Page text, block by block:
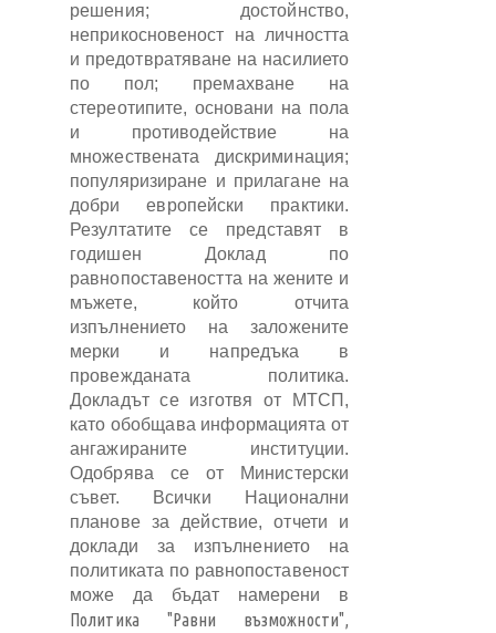
решения; достойнство,
неприкосновеност на личността
и предотвратяване на насилието
по пол; премахване на
стереотипите, основани на пола
и противодействие на
множествената дискриминация;
популяризиране и прилагане на
добри европейски практики.
Резултатите се представят в
годишен Доклад по
равнопоставеността на жените и
мъжете, който отчита
изпълнението на заложените
мерки и напредъка в
провежданата политика.
Докладът се изготвя от МТСП,
като обобщава информацията от
ангажираните институции.
Одобрява се от Министерски
съвет. Всички Национални
планове за действие, отчети и
доклади за изпълнението на
политиката по равнопоставеност
може да бъдат намерени в
Политика "Равни възможности",